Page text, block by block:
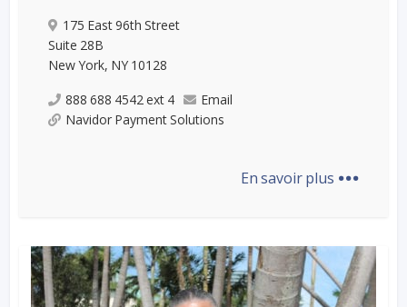
175 East 96th Street
Suite 28B
New York, NY 10128
888 688 4542 ext 4
Email
Navidor Payment Solutions
En savoir plus ...